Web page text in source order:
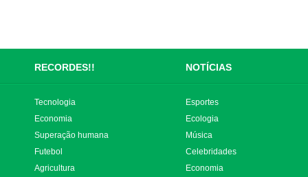
RECORDES!! NOTÍCIAS
Tecnologia
Economia
Superação humana
Futebol
Agricultura
Esportes
Ecologia
Música
Celebridades
Economia